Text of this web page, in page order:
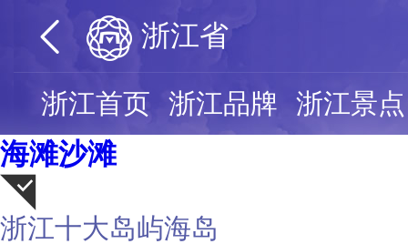
浙江省
浙江首页 浙江品牌 浙江景点
海滩沙滩
浙江十大岛屿海岛